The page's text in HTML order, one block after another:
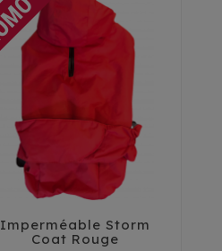
  
Imperméable Storm
Coat Rouge